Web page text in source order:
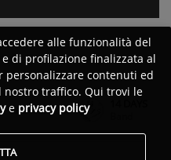
Pubblicato da:
alle funzionalità del
di profilazione finalizzata al
personalizzare contenuti ed
traffico. Qui trovi le
e privacy policy